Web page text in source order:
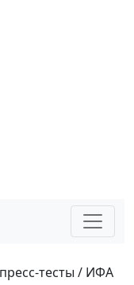
тесты / ИФА